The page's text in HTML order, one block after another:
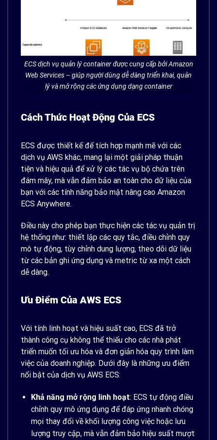
ECS dịch vụ quản lý container được cung cấp bởi Amazon
Web Services – giúp người dùng dễ dàng triển khai, quản
lý và mở rộng các ứng dụng dạng container
Cách Thức Hoạt Động Của ECS
ECS được thiết kế để tích hợp mạnh mẽ với các
dịch vụ AWS khác, mang lại một giải pháp thuận
tiện và hiệu quả để xử lý các tác vụ bộ chứa trên
đám mây, mà vẫn đảm bảo an toàn cho dữ liệu của
bạn với các tính năng bảo mật nâng cao Amazon
ECS Anywhere.
Điều này cho phép bạn thực hiện các tác vụ quản trị
hệ thống như: thiết lập các quy tắc, điều chỉnh quy
mô tự động, tùy chỉnh dung lượng, theo dõi dữ liệu
từ các bản ghi ứng dụng và metric từ xa một cách
dễ dàng.
Ưu Điểm Của AWS ECS
Với tính linh hoạt và hiệu suất cao, ECS đã trở
thành công cụ không thể thiếu cho các nhà phát
triển muốn tối ưu hóa và đơn giản hóa quy trình làm
việc của doanh nghiệp. Dưới đây là những ưu điểm
nổi bật của dịch vụ AWS ECS:
Khả năng mở rộng linh hoạt: ECS tự động điều
chỉnh quy mô ứng dụng để đáp ứng nhanh chóng
mọi thay đổi về khối lượng công việc hoặc lưu
lượng truy cập, mà vẫn đảm bảo hiệu suất mượt